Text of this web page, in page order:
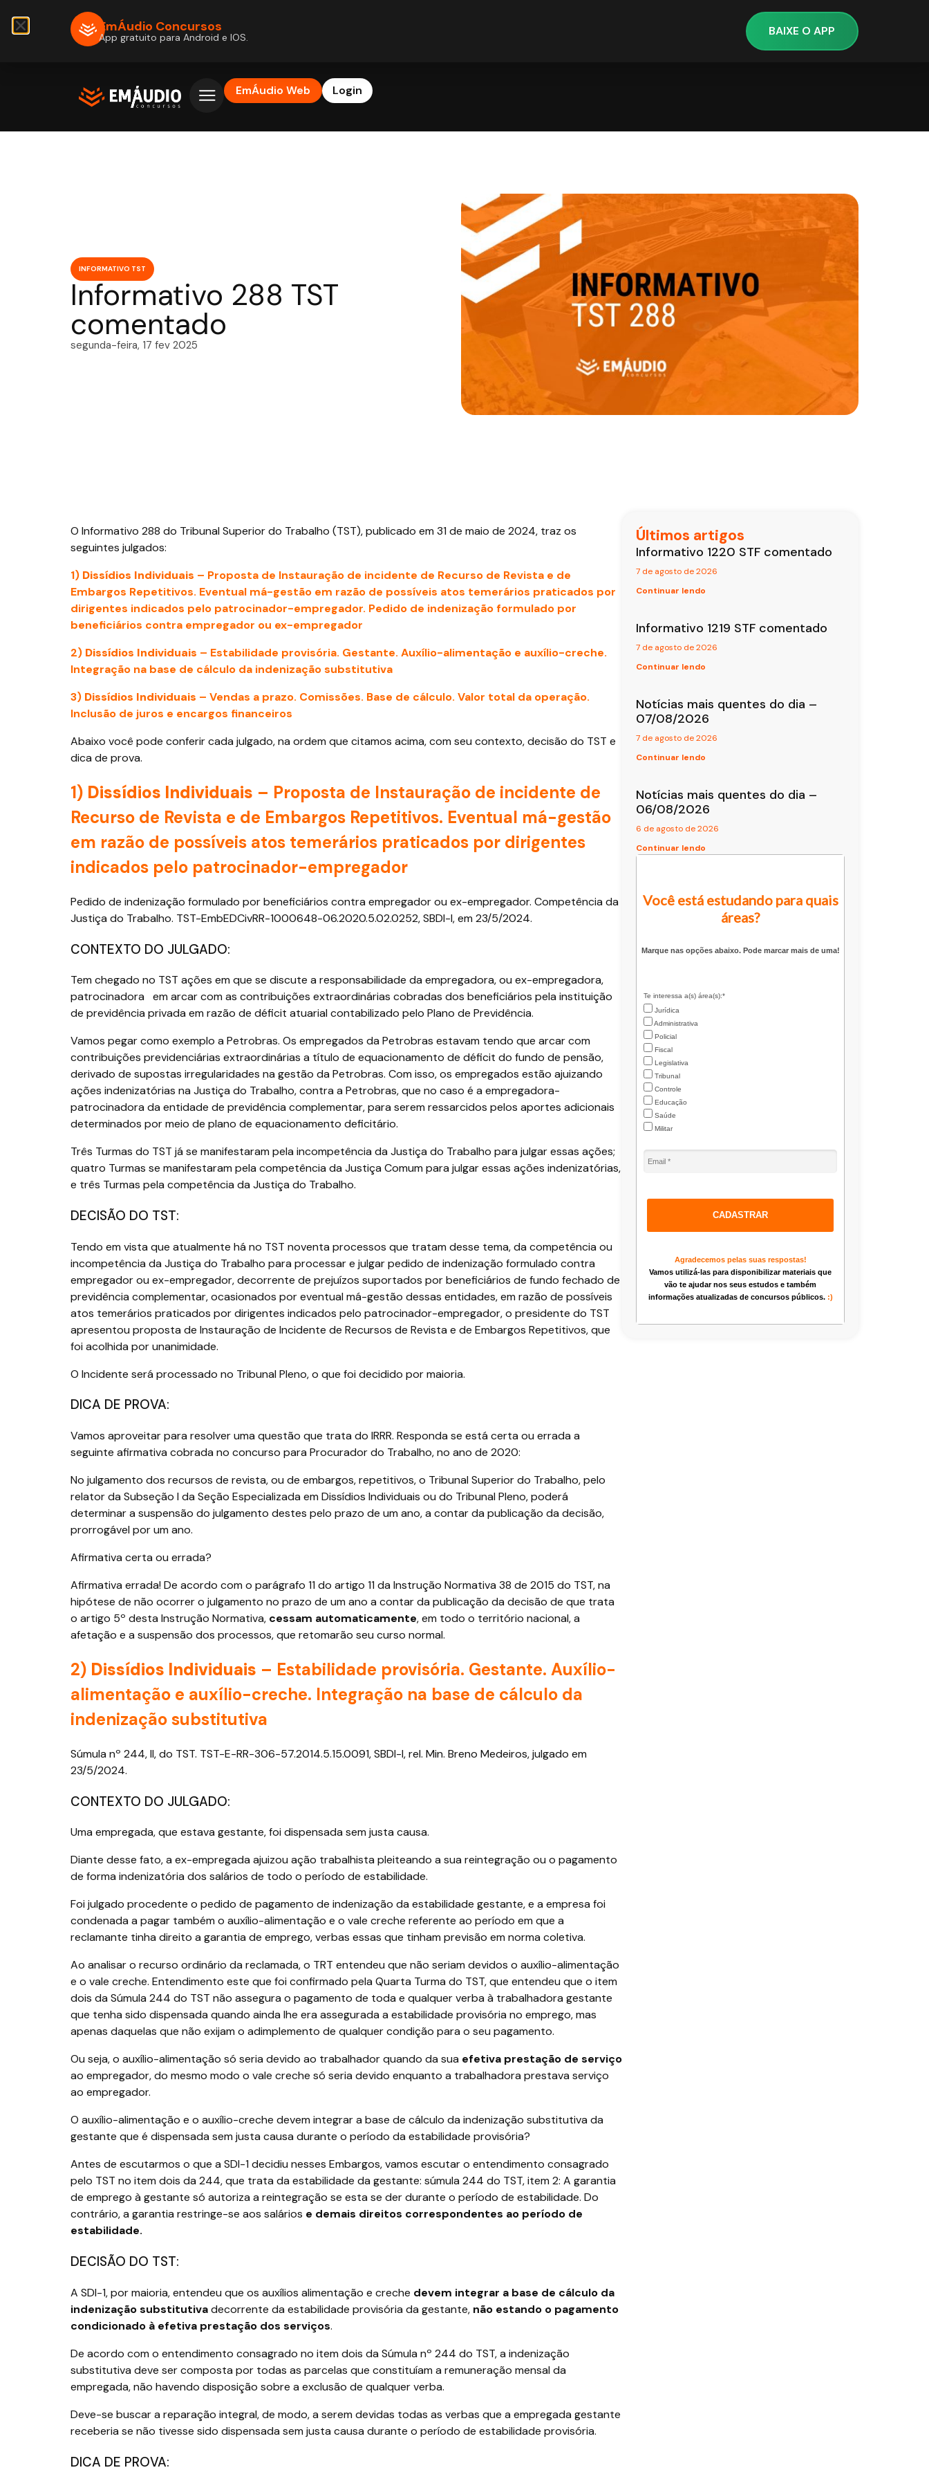
EmÁudio Web Login
INFORMATIVO TST
Informativo 288 TST
comentado
segunda-feira, 17 fev 2025
O Informativo 288 do Tribunal Superior do Trabalho (TST), publicado em 31 de maio de 2024, traz os
seguintes julgados:
1) Dissídios Individuais – Proposta de Instauração de incidente de Recurso de Revista e de
Embargos Repetitivos. Eventual má-gestão em razão de possíveis atos temerários praticados por
dirigentes indicados pelo patrocinador-empregador. Pedido de indenização formulado por
beneficiários contra empregador ou ex-empregador
2) Dissídios Individuais – Estabilidade provisória. Gestante. Auxílio-alimentação e auxílio-creche.
Integração na base de cálculo da indenização substitutiva
3) Dissídios Individuais – Vendas a prazo. Comissões. Base de cálculo. Valor total da operação.
Inclusão de juros e encargos financeiros
Abaixo você pode conferir cada julgado, na ordem que citamos acima, com seu contexto, decisão do TST e
dica de prova.
1) Dissídios Individuais – Proposta de Instauração de incidente de
Recurso de Revista e de Embargos Repetitivos. Eventual má-gestão
em razão de possíveis atos temerários praticados por dirigentes
indicados pelo patrocinador-empregador
Pedido de indenização formulado por beneficiários contra empregador ou ex-empregador. Competência da
Justiça do Trabalho. TST-EmbEDCivRR-1000648-06.2020.5.02.0252, SBDI-I, em 23/5/2024.
CONTEXTO DO JULGADO:
Tem chegado no TST ações em que se discute a responsabilidade da empregadora, ou ex-empregadora,
patrocinadora em arcar com as contribuições extraordinárias cobradas dos beneficiários pela instituição
de previdência privada em razão de déficit atuarial contabilizado pelo Plano de Previdência.
Vamos pegar como exemplo a Petrobras. Os empregados da Petrobras estavam tendo que arcar com
contribuições previdenciárias extraordinárias a título de equacionamento de déficit do fundo de pensão,
derivado de supostas irregularidades na gestão da Petrobras. Com isso, os empregados estão ajuizando
ações indenizatórias na Justiça do Trabalho, contra a Petrobras, que no caso é a empregadora-
patrocinadora da entidade de previdência complementar, para serem ressarcidos pelos aportes adicionais
determinados por meio de plano de equacionamento deficitário.
Três Turmas do TST já se manifestaram pela incompetência da Justiça do Trabalho para julgar essas ações;
quatro Turmas se manifestaram pela competência da Justiça Comum para julgar essas ações indenizatórias,
e três Turmas pela competência da Justiça do Trabalho.
DECISÃO DO TST:
Tendo em vista que atualmente há no TST noventa processos que tratam desse tema, da competência ou
incompetência da Justiça do Trabalho para processar e julgar pedido de indenização formulado contra
empregador ou ex-empregador, decorrente de prejuízos suportados por beneficiários de fundo fechado de
previdência complementar, ocasionados por eventual má-gestão dessas entidades, em razão de possíveis
atos temerários praticados por dirigentes indicados pelo patrocinador-empregador, o presidente do TST
apresentou proposta de Instauração de Incidente de Recursos de Revista e de Embargos Repetitivos, que
foi acolhida por unanimidade.
O Incidente será processado no Tribunal Pleno, o que foi decidido por maioria.
DICA DE PROVA:
Vamos aproveitar para resolver uma questão que trata do IRRR. Responda se está certa ou errada a
seguinte afirmativa cobrada no concurso para Procurador do Trabalho, no ano de 2020:
No julgamento dos recursos de revista, ou de embargos, repetitivos, o Tribunal Superior do Trabalho, pelo
relator da Subseção I da Seção Especializada em Dissídios Individuais ou do Tribunal Pleno, poderá
determinar a suspensão do julgamento destes pelo prazo de um ano, a contar da publicação da decisão,
prorrogável por um ano.
Afirmativa certa ou errada?
Afirmativa errada! De acordo com o parágrafo 11 do artigo 11 da Instrução Normativa 38 de 2015 do TST, na
hipótese de não ocorrer o julgamento no prazo de um ano a contar da publicação da decisão de que trata
o artigo 5º desta Instrução Normativa, cessam automaticamente, em todo o território nacional, a
afetação e a suspensão dos processos, que retomarão seu curso normal.
2) Dissídios Individuais – Estabilidade provisória. Gestante. Auxílio-
alimentação e auxílio-creche. Integração na base de cálculo da
indenização substitutiva
Súmula nº 244, II, do TST. TST-E-RR-306-57.2014.5.15.0091, SBDI-I, rel. Min. Breno Medeiros, julgado em
23/5/2024.
CONTEXTO DO JULGADO:
Uma empregada, que estava gestante, foi dispensada sem justa causa.
Diante desse fato, a ex-empregada ajuizou ação trabalhista pleiteando a sua reintegração ou o pagamento
de forma indenizatória dos salários de todo o período de estabilidade.
Foi julgado procedente o pedido de pagamento de indenização da estabilidade gestante, e a empresa foi
condenada a pagar também o auxílio-alimentação e o vale creche referente ao período em que a
reclamante tinha direito a garantia de emprego, verbas essas que tinham previsão em norma coletiva.
Ao analisar o recurso ordinário da reclamada, o TRT entendeu que não seriam devidos o auxílio-alimentação
e o vale creche. Entendimento este que foi confirmado pela Quarta Turma do TST, que entendeu que o item
dois da Súmula 244 do TST não assegura o pagamento de toda e qualquer verba à trabalhadora gestante
que tenha sido dispensada quando ainda lhe era assegurada a estabilidade provisória no emprego, mas
apenas daquelas que não exijam o adimplemento de qualquer condição para o seu pagamento.
Ou seja, o auxílio-alimentação só seria devido ao trabalhador quando da sua efetiva prestação de serviço
ao empregador, do mesmo modo o vale creche só seria devido enquanto a trabalhadora prestava serviço
ao empregador.
O auxílio-alimentação e o auxílio-creche devem integrar a base de cálculo da indenização substitutiva da
gestante que é dispensada sem justa causa durante o período da estabilidade provisória?
Antes de escutarmos o que a SDI-1 decidiu nesses Embargos, vamos escutar o entendimento consagrado
pelo TST no item dois da 244, que trata da estabilidade da gestante: súmula 244 do TST, item 2: A garantia
de emprego à gestante só autoriza a reintegração se esta se der durante o período de estabilidade. Do
contrário, a garantia restringe-se aos salários e demais direitos correspondentes ao período de
estabilidade.
DECISÃO DO TST:
A SDI-1, por maioria, entendeu que os auxílios alimentação e creche devem integrar a base de cálculo da
indenização substitutivadecorrente da estabilidade provisória da gestante, não estando o pagamento
condicionado à efetiva prestação dos serviços.
De acordo com o entendimento consagrado no item dois da Súmula nº 244 do TST, a indenização
substitutiva deve ser composta por todas as parcelas que constituíam a remuneração mensal da
empregada, não havendo disposição sobre a exclusão de qualquer verba.
Deve-se buscar a reparação integral, de modo, a serem devidas todas as verbas que a empregada gestante
receberia se não tivesse sido dispensada sem justa causa durante o período de estabilidade provisória.
DICA DE PROVA:
Últimos artigos
Informativo 1220 STF comentado
7 de agosto de 2026
Continuar lendo
Informativo 1219 STF comentado
7 de agosto de 2026
Continuar lendo
Notícias mais quentes do dia –
07/08/2026
7 de agosto de 2026
Continuar lendo
Notícias mais quentes do dia –
06/08/2026
6 de agosto de 2026
Continuar lendo
Você está estudando para quais
áreas?
Marque nas opções abaixo. Pode marcar mais de uma!
Te interessa a(s) área(s):*
Jurídica
Administrativa
Policial
Fiscal
Legislativa
Tribunal
Controle
Educação
Saúde
Militar
CADASTRAR
Agradecemos pelas suas respostas!
Vamos utilizá-las para disponibilizar materiais que
vão te ajudar nos seus estudos e também
informações atualizadas de concursos públicos. :)
EmÁudio Concursos
App gratuito para Android e IOS. BAIXE O APP